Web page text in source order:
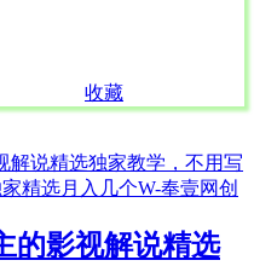
收藏
的影视解说精选